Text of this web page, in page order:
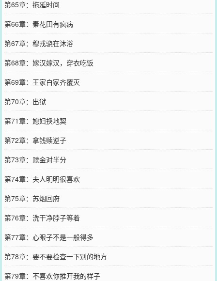
第65章：拖延时间
第66章：秦花田有疯病
第67章：穆戎骁在沐浴
第68章：嫁汉嫁汉，穿衣吃饭
第69章：王家白家齐覆灭
第70章：出狱
第71章：媳妇换地契
第72章：拿钱赎逆子
第73章：赎金对半分
第74章：夫人明明很喜欢
第75章：苏烟回府
第76章：洗干净脖子等着
第77章：心眼子不是一般得多
第78章：要不要检查一下别的地方
第79章：不喜欢你推开我的样子